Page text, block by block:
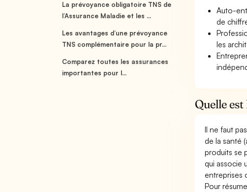
La prévoyance obligatoire TNS de
l’Assurance Maladie et les ...
Les avantages d’une prévoyance
TNS complémentaire pour la pr...
Comparez toutes les assurances
importantes pour l...
Auto-
de
les
Quelle
Il ne faut
de la santé
produits se
qui associe
entreprises
Pour